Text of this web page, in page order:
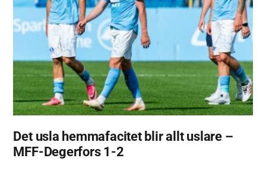
Det usla hemmafacitet blir allt uslare –
MFF-Degerfors 1-2